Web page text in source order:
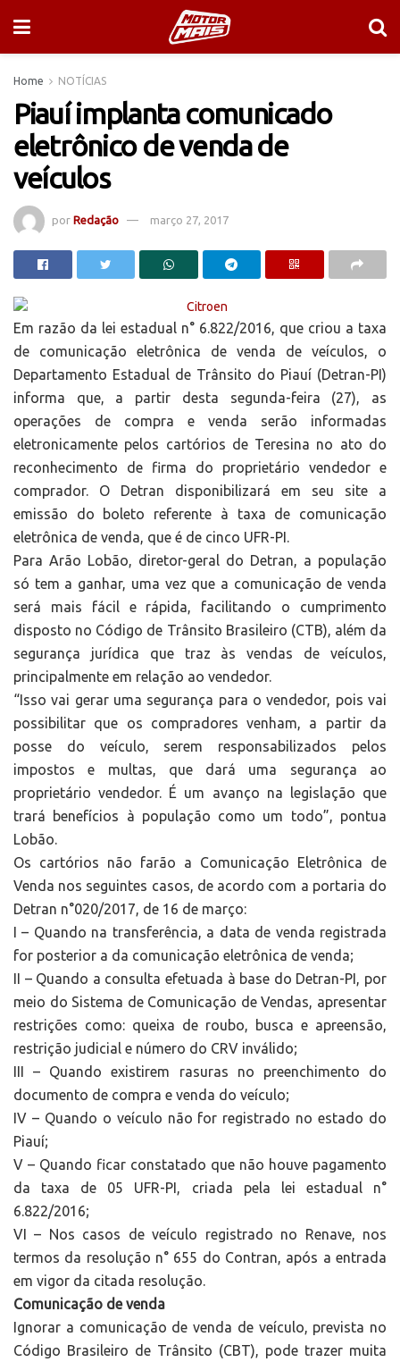
Home NOTÍCIAS
Piauí implanta comunicado
eletrônico de venda de
veículos
por Redação março 27, 2017
Em razão da lei estadual n° 6.822/2016, que criou a taxa
de comunicação eletrônica de venda de veículos, o
Departamento Estadual de Trânsito do Piauí (Detran-PI)
informa que, a partir desta segunda-feira (27), as
operações de compra e venda serão informadas
eletronicamente pelos cartórios de Teresina no ato do
reconhecimento de firma do proprietário vendedor e
comprador. O Detran disponibilizará em seu site a
emissão do boleto referente à taxa de comunicação
eletrônica de venda, que é de cinco UFR-PI.
Para Arão Lobão, diretor-geral do Detran, a população
só tem a ganhar, uma vez que a comunicação de venda
será mais fácil e rápida, facilitando o cumprimento
disposto no Código de Trânsito Brasileiro (CTB), além da
segurança jurídica que traz às vendas de veículos,
principalmente em relação ao vendedor.
“Isso vai gerar uma segurança para o vendedor, pois vai
possibilitar que os compradores venham, a partir da
posse do veículo, serem responsabilizados pelos
impostos e multas, que dará uma segurança ao
proprietário vendedor. É um avanço na legislação que
trará benefícios à população como um todo”, pontua
Lobão.
Os cartórios não farão a Comunicação Eletrônica de
Venda nos seguintes casos, de acordo com a portaria do
Detran n°020/2017, de 16 de março:
I – Quando na transferência, a data de venda registrada
for posterior a da comunicação eletrônica de venda;
II – Quando a consulta efetuada à base do Detran-PI, por
meio do Sistema de Comunicação de Vendas, apresentar
restrições como: queixa de roubo, busca e apreensão,
restrição judicial e número do CRV inválido;
III – Quando existirem rasuras no preenchimento do
documento de compra e venda do veículo;
IV – Quando o veículo não for registrado no estado do
Piauí;
V – Quando ficar constatado que não houve pagamento
da taxa de 05 UFR-PI, criada pela lei estadual n°
6.822/2016;
VI – Nos casos de veículo registrado no Renave, nos
termos da resolução n° 655 do Contran, após a entrada
em vigor da citada resolução.
Comunicação de venda
Ignorar a comunicação de venda de veículo, prevista no
Código Brasileiro de Trânsito (CBT), pode trazer muita